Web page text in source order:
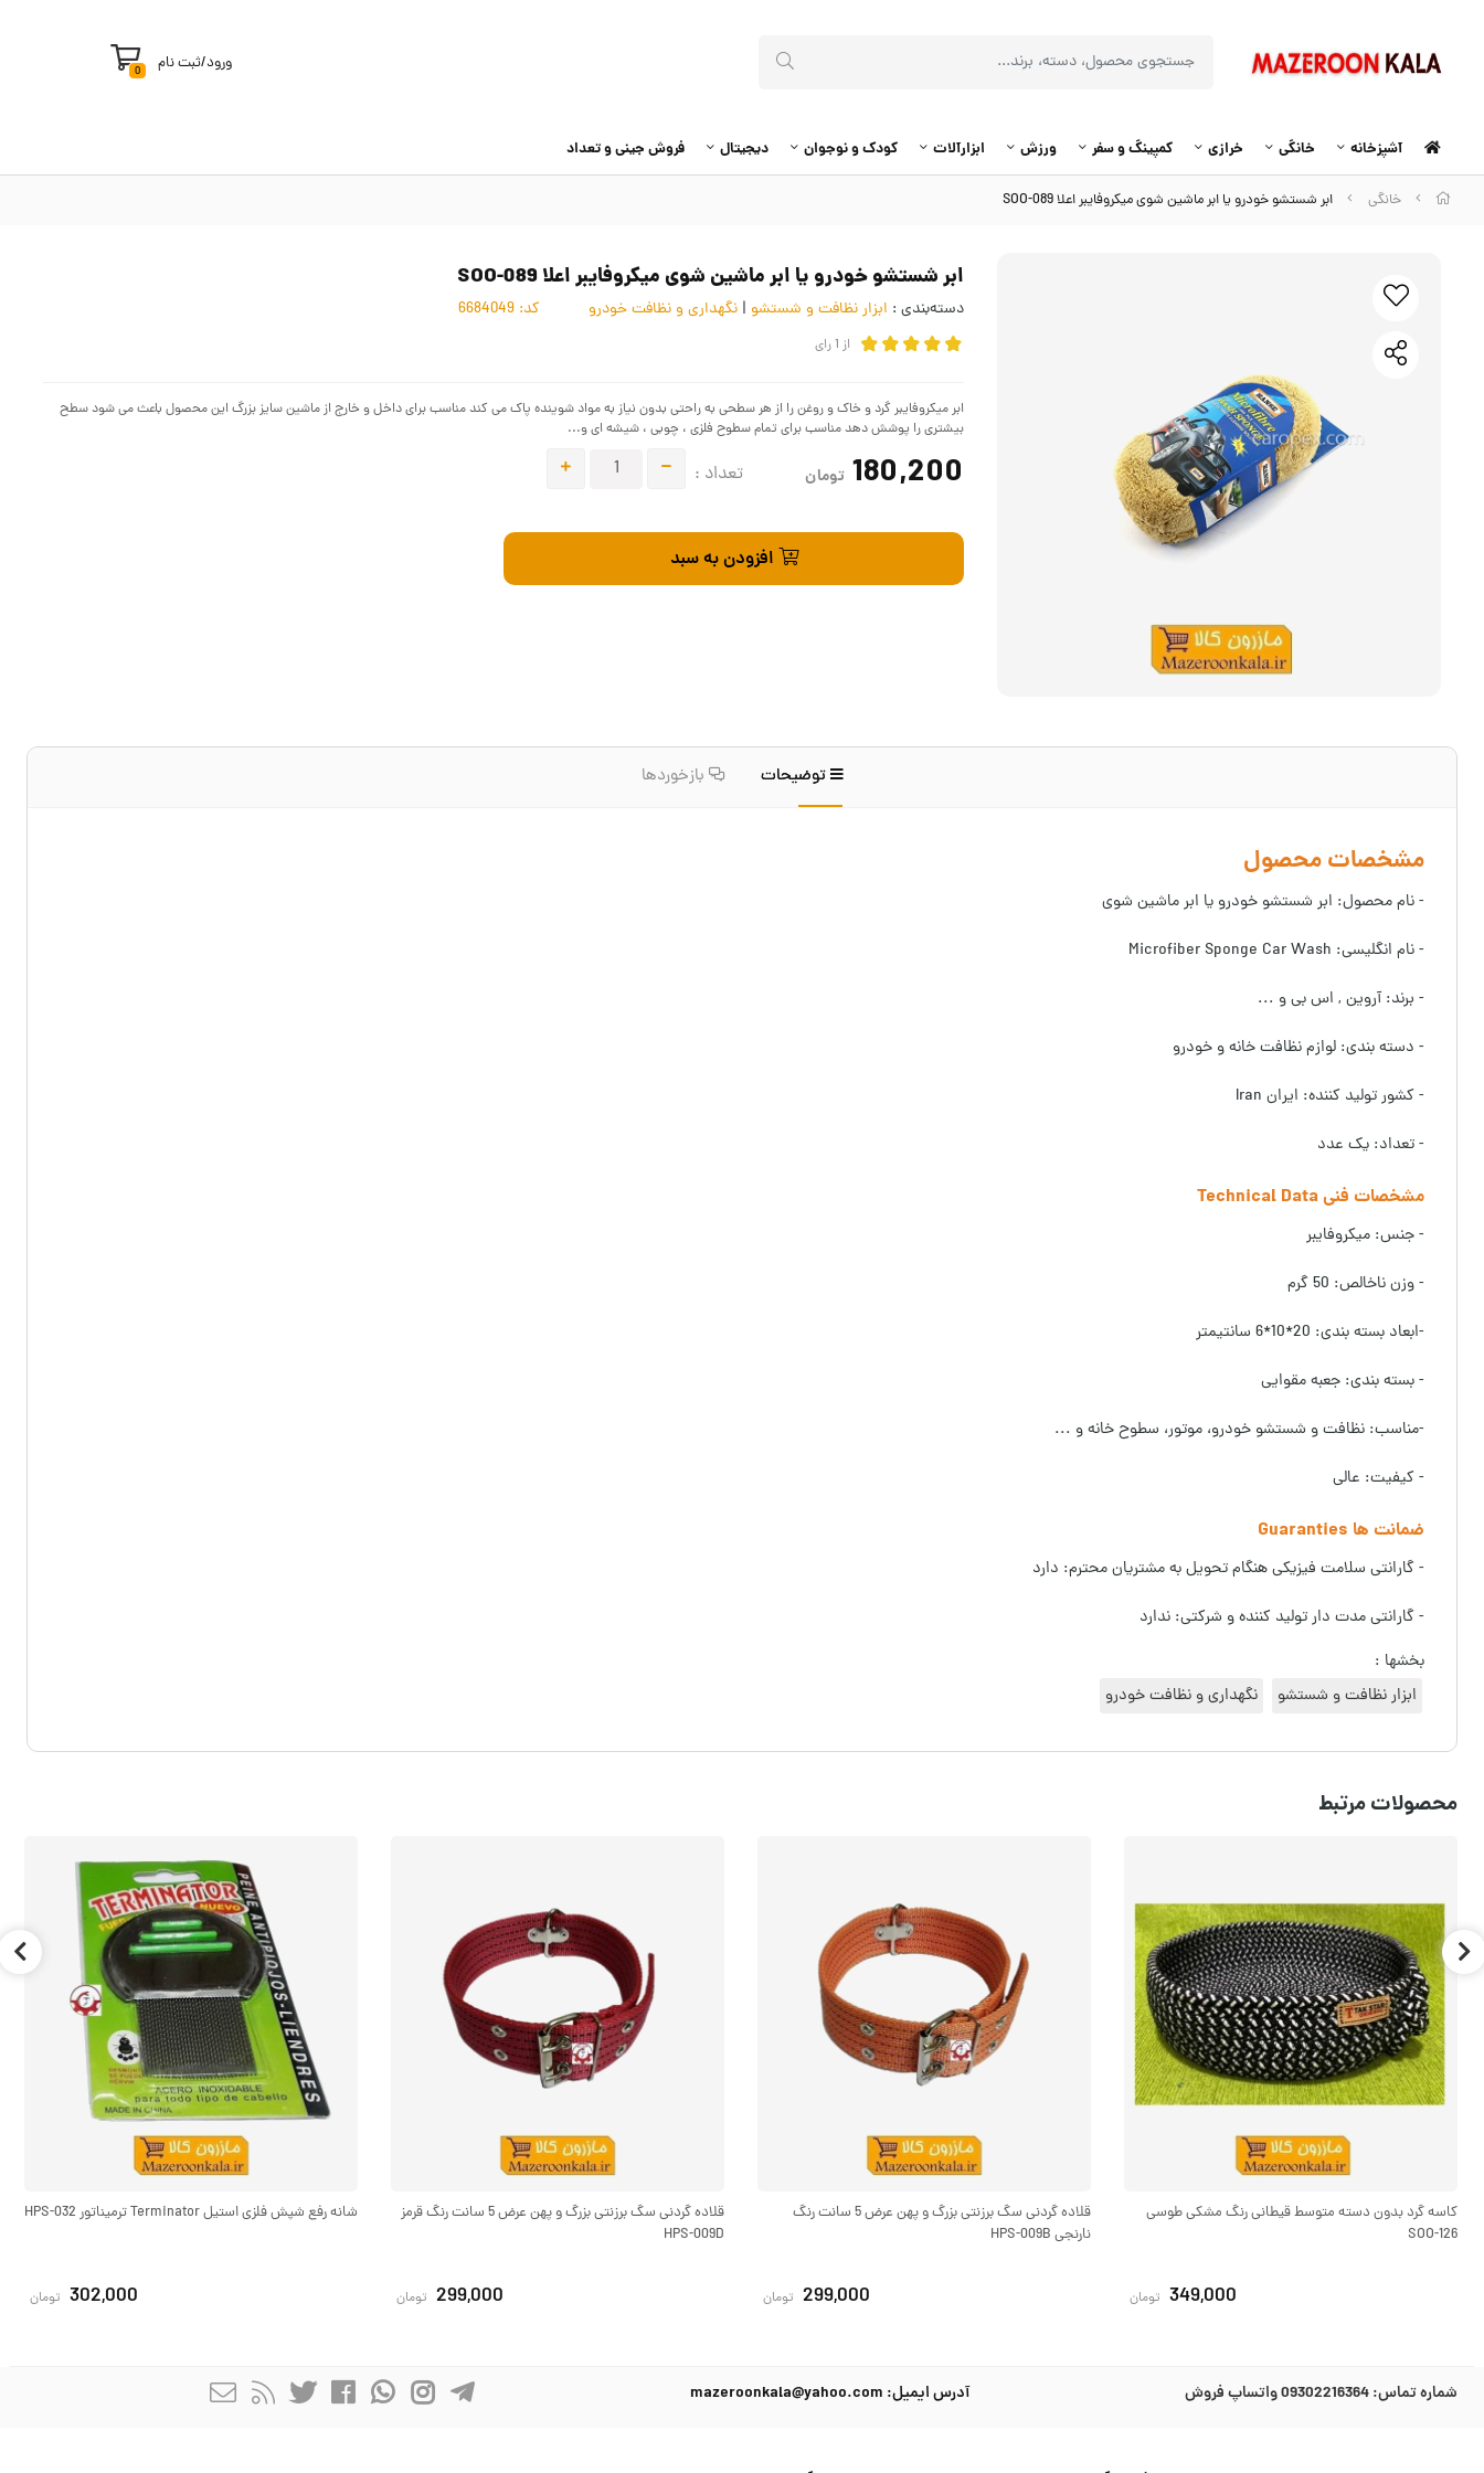
ورود/ثبت نام 0
آشپزخانه خانگی خرازی کمپینگ و سفر ورزش ابزارآلات کودک و نوجوان دیجیتال فروش جینی و تعداد
خانگی ابر شستشو خودرو یا ابر ماشین شوی میکروفایبر اعلا SOO-089
ابر شستشو خودرو یا ابر ماشین شوی میکروفایبر اعلا SOO-089
دسته‌بندی : ابزار نظافت و شستشو | نگهداری و نظافت خودرو کد:
از 1رای
ابر میکروفایبر گرد و خاک و روغن را از هر سطحی به راحتی بدون نیاز به مواد شوینده پاک می کند مناسب برای داخل و خارج از ماشین سایز بزرگ این محصول باعث می شود سطح
بیشتری را پوشش دهد مناسب برای تمام سطوح فلزی ، چوبی ، شیشه ای و...
180,200 تومان تعداد :
افزودن به سبد
توضیحات بازخوردها
مشخصات محصول
- نام محصول: ابر شستشو خودرو یا ابر ماشین شوی
- نام انگلیسی: Microfiber Sponge Car Wash
- برند: آروین , اس بی و ...
- دسته بندی: لوازم نظافت خانه و خودرو
- کشور تولید کننده: ایران Iran
- تعداد: یک عدد
مشخصات فنی Technical Data
- جنس: میکروفایبر
- وزن ناخالص: 50 گرم
-ابعاد بسته بندی: 20*10*6 سانتیمتر
- بسته بندی: جعبه مقوایی
-مناسب: نظافت و شستشو خودرو، موتور، سطوح خانه و ...
- کیفیت: عالی
ضمانت ها Guaranties
- گارانتی سلامت فیزیکی هنگام تحویل به مشتریان محترم: دارد
- گارانتی مدت دار تولید کننده و شرکتی: ندارد
بخشها :
ابزار نظافت و شستشو
نگهداری و نظافت خودرو
محصولات مرتبط
کاسه گرد بدون دسته متوسط قیطانی رنگ مشکی طوسی
SOO-126
349,000 تومان
قلاده گردنی سگ برزنتی بزرگ و پهن عرض 5 سانت رنگ
نارنجی HPS-009B
299,000 تومان
قلاده گردنی سگ برزنتی بزرگ و پهن عرض 5 سانت رنگ قرمز
HPS-009D
299,000 تومان
شانه رفع شپش فلزی استیل Terminator ترمیناتور HPS-032
302,000 تومان
شماره تماس:09302216364 واتساپ فروش آدرس ایمیل: mazeroonkala@yahoo.com